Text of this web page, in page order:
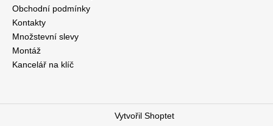
Obchodní podmínky
Kontakty
Množstevní slevy
Montáž
Kancelář na klíč
Vytvořil Shoptet